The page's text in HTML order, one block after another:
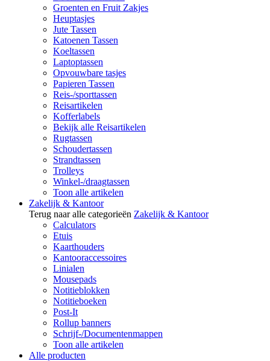
Groenten en Fruit Zakjes
Heuptasjes
Jute Tassen
Katoenen Tassen
Koeltassen
Laptoptassen
Opvouwbare tasjes
Papieren Tassen
Reis-/sporttassen
Reisartikelen
Kofferlabels
Bekijk alle Reisartikelen
Rugtassen
Schoudertassen
Strandtassen
Trolleys
Winkel-/draagtassen
Toon alle artikelen
Zakelijk & Kantoor
Terug naar alle categorieën Zakelijk & Kantoor
Calculators
Etuis
Kaarthouders
Kantooraccessoires
Linialen
Mousepads
Notitieblokken
Notitieboeken
Post-It
Rollup banners
Schrijf-/Documentenmappen
Toon alle artikelen
Alle producten